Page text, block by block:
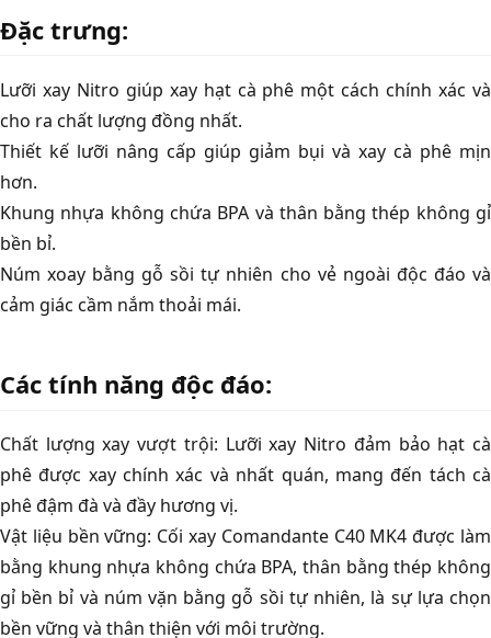
Đặc trưng:
Lưỡi xay Nitro giúp xay hạt cà phê một cách chính xác và
cho ra chất lượng đồng nhất.
Thiết kế lưỡi nâng cấp giúp giảm bụi và xay cà phê mịn
hơn.
Khung nhựa không chứa BPA và thân bằng thép không gỉ
bền bỉ.
Núm xoay bằng gỗ sồi tự nhiên cho vẻ ngoài độc đáo và
cảm giác cầm nắm thoải mái.
Các tính năng độc đáo:
Chất lượng xay vượt trội: Lưỡi xay Nitro đảm bảo hạt cà
phê được xay chính xác và nhất quán, mang đến tách cà
phê đậm đà và đầy hương vị.
Vật liệu bền vững: Cối xay Comandante C40 MK4 được làm
bằng khung nhựa không chứa BPA, thân bằng thép không
gỉ bền bỉ và núm vặn bằng gỗ sồi tự nhiên, là sự lựa chọn
bền vững và thân thiện với môi trường.